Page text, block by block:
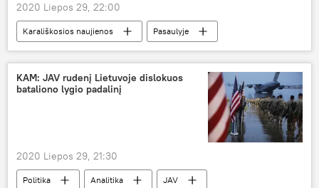
2020 Liepos 29, 22:00
Karališkosios naujienos
Pasaulyje
Princas Haris
karališkoji šeima
KAM: JAV rudenį Lietuvoje dislokuos
bataliono lygio padalinį
2020 Liepos 29, 21:30
Politika Analitika
JAV